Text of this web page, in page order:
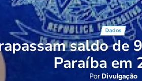
Dados
saldo
Paraíba em
Por Divulgação